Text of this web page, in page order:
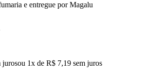
e entregue por Magalu
jurosou 1x de R$ 7,19 sem juros